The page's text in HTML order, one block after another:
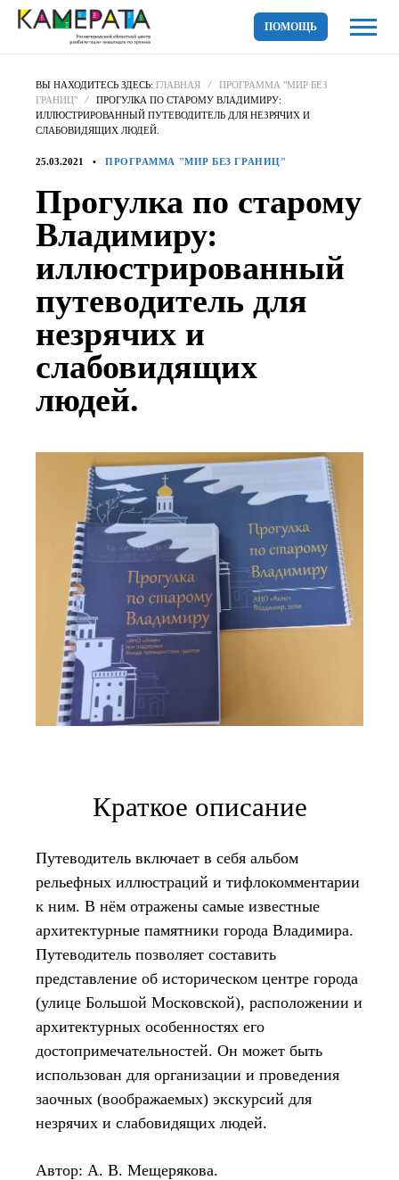
ПОМОЩЬ
ВЫ НАХОДИТЕСЬ ЗДЕСЬ: ГЛАВНАЯ
ПРОГРАММА "МИР БЕЗ
ГРАНИЦ"
ПРОГУЛКА ПО СТАРОМУ ВЛАДИМИРУ:
ИЛЛЮСТРИРОВАННЫЙ ПУТЕВОДИТЕЛЬ ДЛЯ НЕЗРЯЧИХ И
СЛАБОВИДЯЩИХ ЛЮДЕЙ.
25.03.2021 ПРОГРАММА "МИР БЕЗ ГРАНИЦ"
Прогулка по старому
Владимиру:
иллюстрированный
путеводитель для
незрячих и
слабовидящих
людей.
Краткое описание
Путеводитель включает в себя альбом
рельефных иллюстраций и тифлокомментарии
к ним. В нём отражены самые известные
архитектурные памятники города Владимира.
Путеводитель позволяет составить
представление об историческом центре города
(улице Большой Московской), расположении и
архитектурных особенностях его
достопримечательностей. Он может быть
использован для организации и проведения
заочных (воображаемых) экскурсий для
незрячих и слабовидящих людей.
Автор: А. В. Мещерякова.